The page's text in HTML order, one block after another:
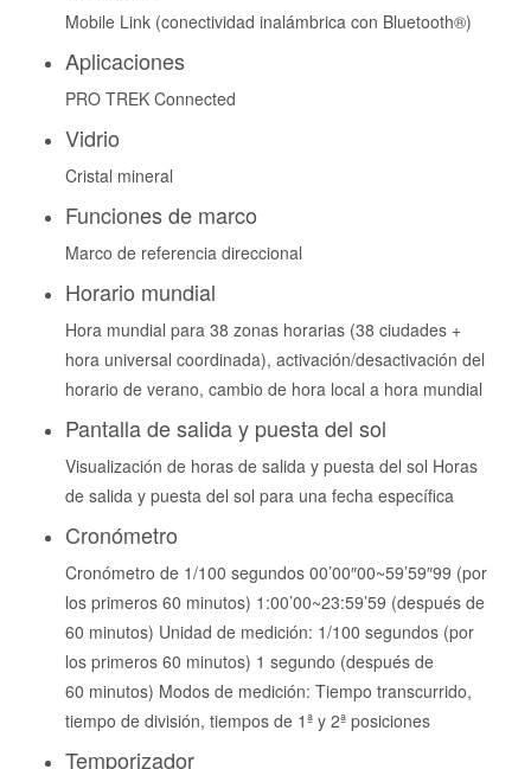
Mobile Link (conectividad inalámbrica con Bluetooth®)
Aplicaciones
PRO TREK Connected
Vidrio
Cristal mineral
Funciones de marco
Marco de referencia direccional
Horario mundial
Hora mundial para 38 zonas horarias (38 ciudades +
hora universal coordinada), activación/desactivación del
horario de verano, cambio de hora local a hora mundial
Pantalla de salida y puesta del sol
Visualización de horas de salida y puesta del sol Horas
de salida y puesta del sol para una fecha específica
Cronómetro
Cronómetro de 1/100 segundos 00’00″00~59’59″99 (por
los primeros 60 minutos) 1:00’00~23:59’59 (después de
60 minutos) Unidad de medición: 1/100 segundos (por
los primeros 60 minutos) 1 segundo (después de
60 minutos) Modos de medición: Tiempo transcurrido,
tiempo de división, tiempos de 1ª y 2ª posiciones
Temporizador